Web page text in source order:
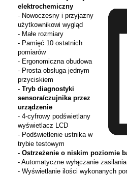
elektrochemiczny
- Nowoczesny i przyjazny
użytkownikowi wygląd
- Małe rozmiary
- Pamięć 10 ostatnich
pomiarów
- Ergonomiczna obudowa
- Prosta obsługa jednym
przyciskiem
- Tryb diagnostyki
sensora/czujnika przez
urządzenie
- 4-cyfrowy podświetlany
wyświetlacz LCD
- Podświetlenie ustnika w
trybie testowym
- Ostrzeżenie o niskim poziomie
- Automatyczne wyłączanie
- Wyświetlanie ilości wykonanych